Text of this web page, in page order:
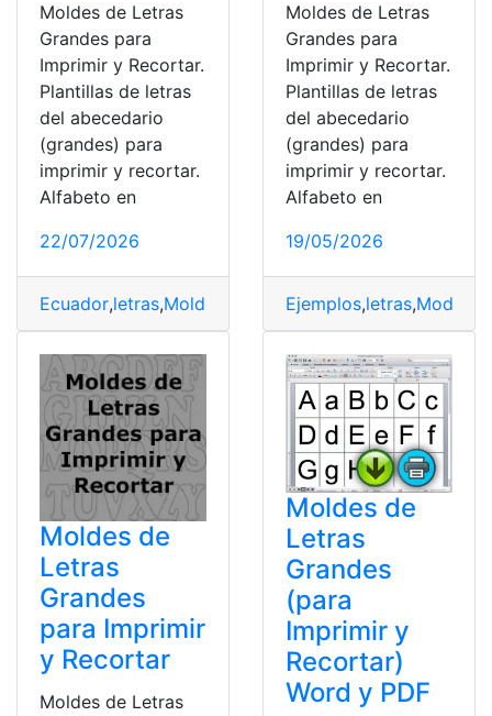
Moldes de Letras
Grandes para
Imprimir y Recortar.
Plantillas de letras
del abecedario
(grandes) para
imprimir y recortar.
Alfabeto en
22/07/2026
Ecuador,letras,Moldes
Moldes de Letras
Grandes para
Imprimir y Recortar.
Plantillas de letras
del abecedario
(grandes) para
imprimir y recortar.
Alfabeto en
19/05/2026
Ejemplos,letras,Modelos
Moldes de
Letras
Grandes
para Imprimir
y Recortar
Moldes de Letras
Moldes de
Letras
Grandes
(para
Imprimir y
Recortar)
Word y PDF